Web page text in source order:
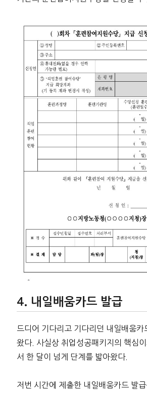
내일배움카드 발급
드디어 기다리고 기다리던 내일배움카
왔다. 사실상 취업성공패키지의 핵심
서 한 달이 넘게 단계를 밟아왔다.
저번 시간에 제출한 내일배움카드 발